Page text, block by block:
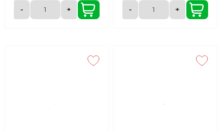
- + - +